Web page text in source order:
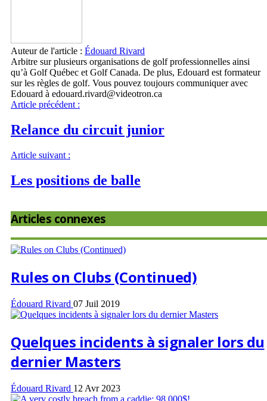
Auteur de l'article : Édouard Rivard
Arbitre sur plusieurs organisations de golf professionnelles ainsi
qu’à Golf Québec et Golf Canada. De plus, Edouard est formateur
sur les règles de golf. Vous pouvez toujours communiquer avec
Edouard à edouard.rivard@videotron.ca
Article précédent :
Relance du circuit junior
Article suivant :
Les positions de balle
Articles connexes
Rules on Clubs (Continued)
Édouard Rivard 07 Juil 2019
Quelques incidents à signaler lors du
dernier Masters
Édouard Rivard 12 Avr 2023